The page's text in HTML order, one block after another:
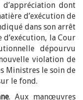
dont
d’exécution de
dans son arrêt
la Cour
dépourvu
violation de
Ministres le soin de
le fond.
. Aux manœuvres